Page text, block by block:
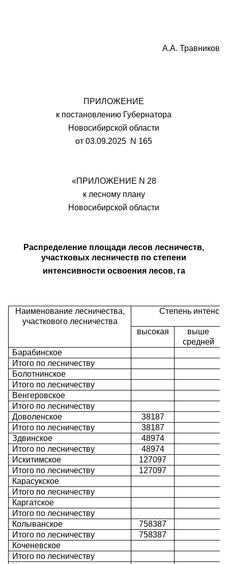
А.А. Травников
ПРИЛОЖЕНИЕ
к постановлению Губернатора
Новосибирской области
от 03.09.2025 N 165
«ПРИЛОЖЕНИЕ N 28
к лесному плану
Новосибирской области
Распределение площади лесов лесничеств,
участковых лесничеств по степени
интенсивности освоения лесов, га
Наименование лесничества,
участкового лесничества
Степень
высокая
выше
средней
Барабинское
Итого по лесничеству
Болотнинское
Итого по лесничеству
Венгеровское
Итого по лесничеству
Доволенское
38187
Итого по лесничеству
38187
Здвинское
48974
Итого по лесничеству
48974
Искитимское
127097
Итого по лесничеству
127097
Карасукское
Итого по лесничеству
Каргатское
Итого по лесничеству
Колыванское
758387
Итого по лесничеству
758387
Коченевское
Итого по лесничеству